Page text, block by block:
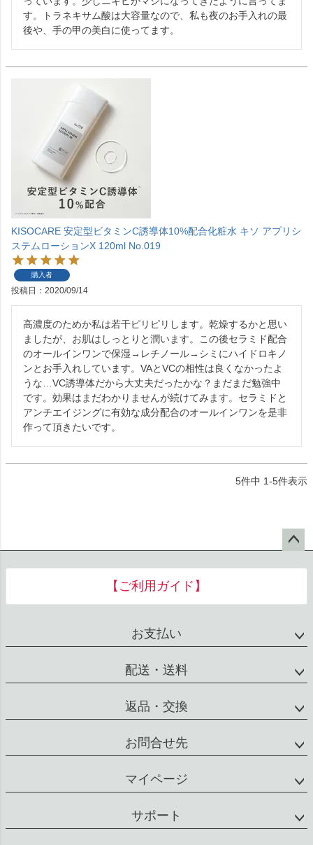
す。トラネキサム酸は大容量なので、私も夜のお手入れの最
後や、手の甲の美白に使ってます。
KISOCARE 安定型ビタミンC誘導体10%配合化粧水 キソ アプリシ
ステムローションX 120ml No.019
購入者
投稿日 2020/09/14
高濃度のためか私は若干ピリピリします。乾燥するかと思い
ましたが、お肌はしっとりと潤います。この後セラミド配合
のオールインワンで保湿→レチノール→シミにハイドロキノ
ンとお手入れしています。VAとVCの相性は良くなかったよ
うな…VC誘導体だから大丈夫だったかな？まだまだ勉強中
です。効果はまだわかりませんが続けてみます。セラミドと
アンチエイジングに有効な成分配合のオールインワンを是非
作って頂きたいです。
5件中 1-5件表示
へ
【ご利用ガイド】
お支払い
配送・送料
返品・交換
お問合せ先
マイページ
サポート